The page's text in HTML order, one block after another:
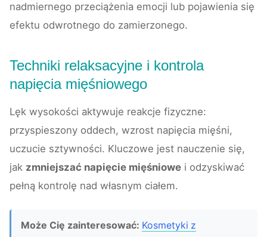
nadmiernego przeciążenia emocji lub pojawienia się
efektu odwrotnego do zamierzonego.
Techniki relaksacyjne i kontrola
napięcia mięśniowego
Lęk wysokości aktywuje reakcje fizyczne:
przyspieszony oddech, wzrost napięcia mięśni,
uczucie sztywności. Kluczowe jest nauczenie się,
jak zmniejszać napięcie mięśniowe i odzyskiwać
pełną kontrolę nad własnym ciałem.
Może Cię zainteresować: Kosmetyki z